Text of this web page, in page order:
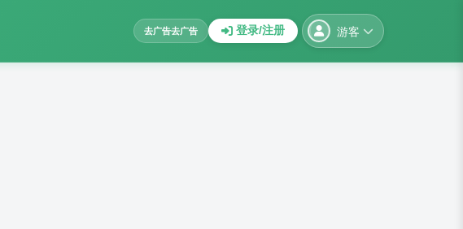
去广告去广告 登录/注册 游客